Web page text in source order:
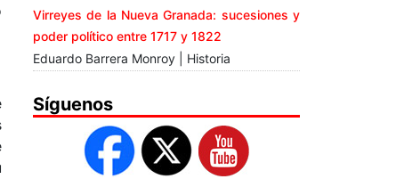
Virreyes de la Nueva Granada: sucesiones y
poder político entre 1717 y 1822
Eduardo Barrera Monroy | Historia
Síguenos